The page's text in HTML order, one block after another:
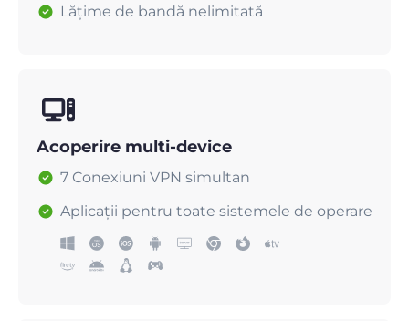
Lățime de bandă nelimitată
Acoperire multi-device
7 Conexiuni VPN simultan
Aplicații pentru toate sistemele de operare